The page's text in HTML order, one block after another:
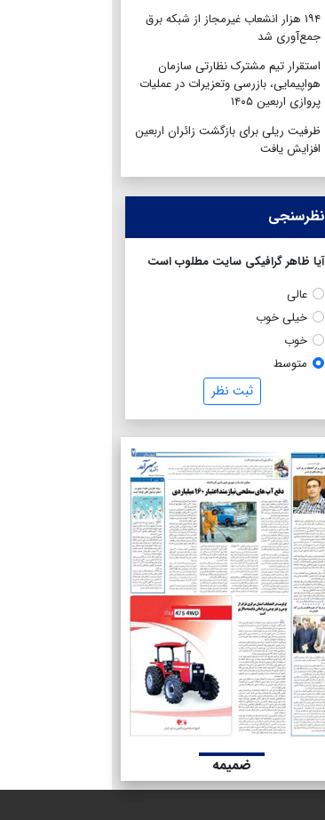
۱۹۴ هزار انشعاب غیرمجاز از شبکه برق
جمع‌آوری شد
استقرار تیم مشترک نظارتی سازمان
هواپیمایی، بازرسی وتعزیرات در عملیات
پروازی اربعین ۱۴۰۵
ظرفیت ریلی برای بازگشت زائران اربعین
افزایش یافت
نظرسنجی
آیا ظاهر گرافیکی سایت مطلوب است
عالی
خیلی خوب
خوب
متوسط
ثبت نظر
ضمیمه